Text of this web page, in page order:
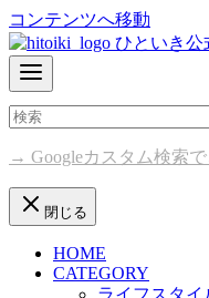
コンテンツへ移動
→ Googleカスタム検索
閉じる
HOME
CATEGORY
ライフスタイ